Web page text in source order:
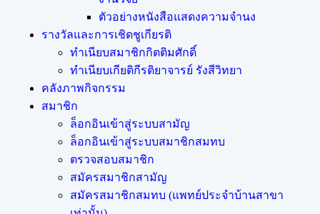
ตัวอย่างหนังสือแสดงความจำนง
รางวัลและการเชิดชูเกียรติ
ทำเนียบสมาชิกกิตติมศักดิ์
ทำเนียบเกียติกีรติยาจารย์ รังสีวิทยา
คลังภาพกิจกรรม
สมาชิก
ล็อกอินเข้าสู่ระบบสามัญ
ล็อกอินเข้าสู่ระบบสมาชิกสมทบ
ตรวจสอบสมาชิก
สมัครสมาชิกสามัญ
สมัครสมาชิกสมทบ (แพทย์ประจำบ้านสาขา